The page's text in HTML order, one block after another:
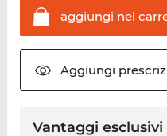
aggiungi nel
Aggiungi
Vantaggi